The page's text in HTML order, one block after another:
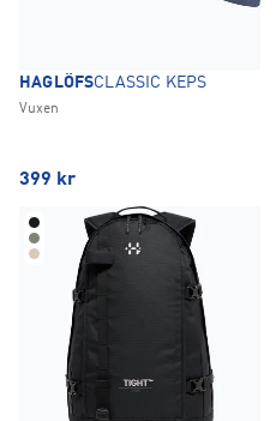
HAGLÖFSCLASSIC KEPS
Vuxen
399 kr